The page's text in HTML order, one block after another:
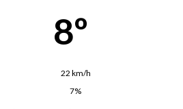
8º
22 km/h
7%